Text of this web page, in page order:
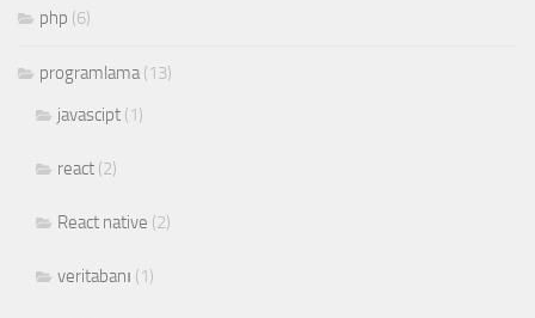
php (6)
programlama(13)
javascipt (1)
react (2)
React native (2)
veritabanı (1)